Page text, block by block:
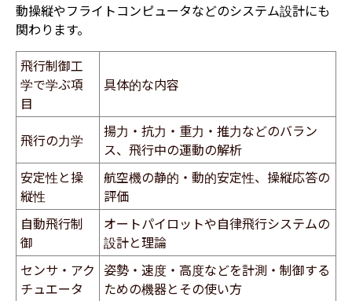
動操縦やフライトコンピュータなどのシステム設計にも
関わります。
飛行制御工
学で学ぶ項
目
具体的な内容
飛行の力学
揚力・抗力・重力・推力などのバラン
ス、飛行中の運動の解析
安定性と操
縦性
航空機の静的・動的安定性、操縦応答の
評価
自動飛行制
御
オートパイロットや自律飛行システムの
設計と理論
センサ・アク
チュエータ
姿勢・速度・高度などを計測・制御する
ための機器とその使い方